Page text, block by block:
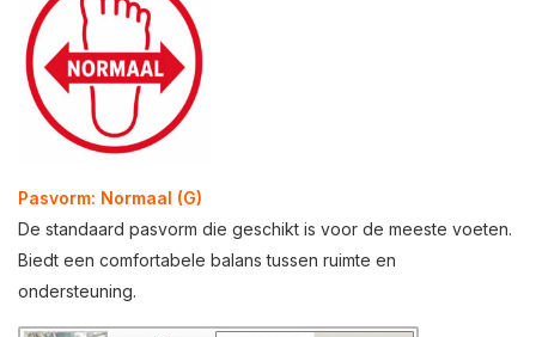
Pasvorm: Normaal (G)
De standaard pasvorm die geschikt is voor de meeste voeten.
Biedt een comfortabele balans tussen ruimte en
ondersteuning.